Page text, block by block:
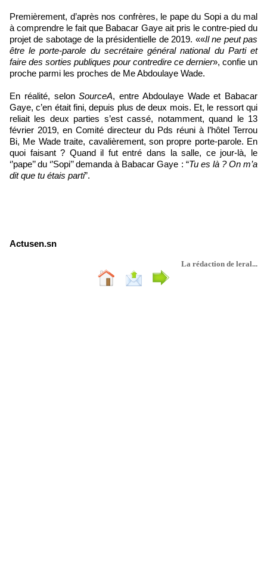
Premièrement, d’après nos confrères, le pape du Sopi a du mal
à comprendre le fait que Babacar Gaye ait pris le contre-pied du
projet de sabotage de la présidentielle de 2019. ««Il ne peut pas
être le porte-parole du secrétaire général national du Parti et
faire des sorties publiques pour contredire ce dernier», confie un
proche parmi les proches de Me Abdoulaye Wade.
En réalité, selonSourceA, entre Abdoulaye Wade et Babacar
Gaye, c’en était fini, depuis plus de deux mois. Et, le ressort qui
reliait les deux parties s’est cassé, notamment, quand le 13
février 2019, en Comité directeur du Pds réuni à l’hôtel Terrou
Bi, Me Wade traite, cavalièrement, son propre porte-parole. En
quoi faisant ? Quand il fut entré dans la salle, ce jour-là, le
‘’pape’’ du ‘’Sopi’’ demanda à Babacar Gaye : “Tu es là ? On m’a
dit que tu étais parti”.
Actusen.sn
La rédaction de leral...